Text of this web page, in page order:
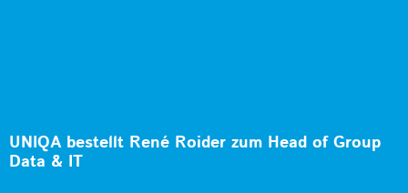
UNIQA bestellt René Roider zum Head of Group
Data & IT